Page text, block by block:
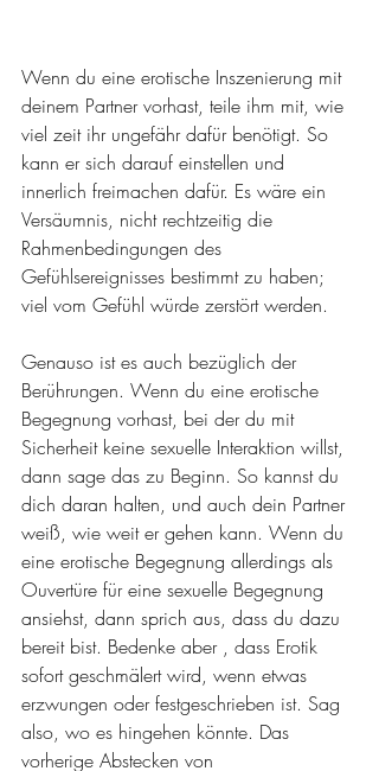
Wenn du eine erotische Inszenierung mit
deinem Partner vorhast, teile ihm mit, wie
viel zeit ihr ungefähr dafür benötigt. So
kann er sich darauf einstellen und
innerlich freimachen dafür. Es wäre ein
Versäumnis, nicht rechtzeitig die
Rahmenbedingungen des
Gefühlsereignisses bestimmt zu haben;
viel vom Gefühl würde zerstört werden.
Genauso ist es auch bezüglich der
Berührungen. Wenn du eine erotische
Begegnung vorhast, bei der du mit
Sicherheit keine sexuelle Interaktion willst,
dann sage das zu Beginn. So kannst du
dich daran halten, und auch dein Partner
weiß, wie weit er gehen kann. Wenn du
eine erotische Begegnung allerdings als
Ouvertüre für eine sexuelle Begegnung
ansiehst, dann sprich aus, dass du dazu
bereit bist. Bedenke aber , dass Erotik
sofort geschmälert wird, wenn etwas
erzwungen oder festgeschrieben ist. Sag
also, wo es hingehen könnte. Das
vorherige Abstecken von